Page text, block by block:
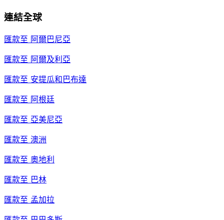
連結全球
匯款至 阿爾巴尼亞
匯款至 阿爾及利亞
匯款至 安提瓜和巴布達
匯款至 阿根廷
匯款至 亞美尼亞
匯款至 澳洲
匯款至 奧地利
匯款至 巴林
匯款至 孟加拉